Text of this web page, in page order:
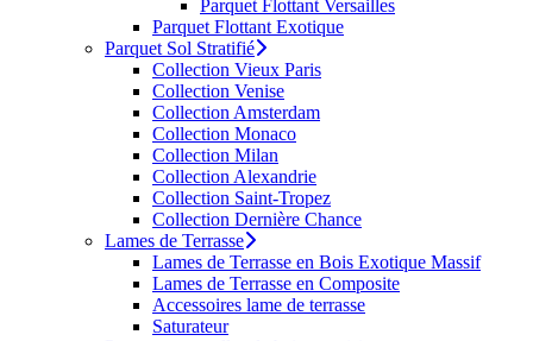
Parquet Flottant Versailles
Parquet Flottant Exotique
Parquet Sol Stratifié
Collection Vieux Paris
Collection Venise
Collection Amsterdam
Collection Monaco
Collection Milan
Collection Alexandrie
Collection Saint-Tropez
Collection Dernière Chance
Lames de Terrasse
Lames de Terrasse en Bois Exotique Massif
Lames de Terrasse en Composite
Accessoires lame de terrasse
Saturateur